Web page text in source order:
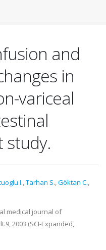
and
in
variceal
study.
I.,Tarhan S.,Göktan C.,
medical journal of
2003 (SCI-Expanded,